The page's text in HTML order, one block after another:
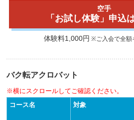
空手
「お試し体験」申込
体験料1,000円 ※ご入会で全額
バク転アクロバット
※横にスクロールしてご確認ください。
コース名
対象